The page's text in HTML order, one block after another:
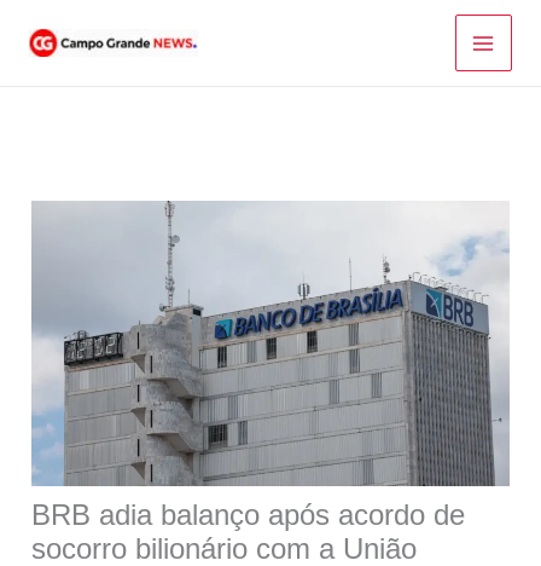
para
BRB adia balanço após acordo de
socorro bilionário com a União